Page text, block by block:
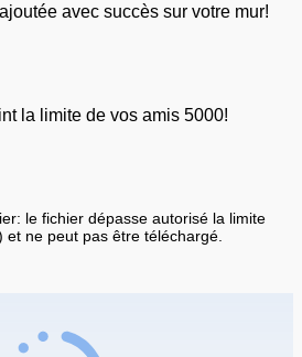
avec succès sur votre mur!
la limite de vos amis 5000!
le fichier dépasse autorisé la limite
et ne peut pas être téléchargé.